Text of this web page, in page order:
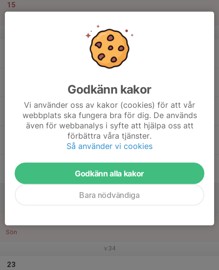
15
v.33
Fre
Sön
v.34
23
Godkänn kakor
Vi använder oss av kakor (cookies) för att vår
webbplats ska fungera bra för dig. De används
även för webbanalys i syfte att hjälpa oss att
förbättra våra tjänster.
Så använder vi cookies
Godkänn alla kakor
Bara nödvändiga